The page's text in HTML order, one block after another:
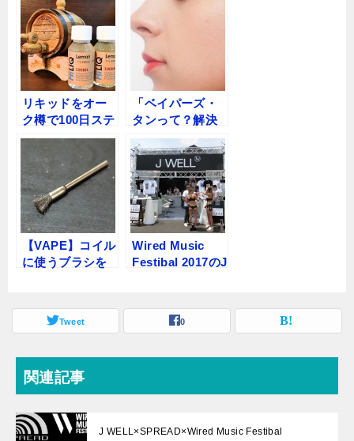
リキッドをオー
ク樽で100日ステ
ィープした結果
「ベイパーズ・
タンって？解決
法は？」VAPEコ
ラム
【VAPE】コイル
に使うブラシを
Wired Music
Festibal 2017のJ
Tweet 0
関連記事
J WELL×SPREAD×Wired Music Festibal